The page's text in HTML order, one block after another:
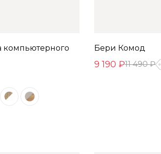
компьютерного
Бери Комод
9 190 ₽11 490 ₽